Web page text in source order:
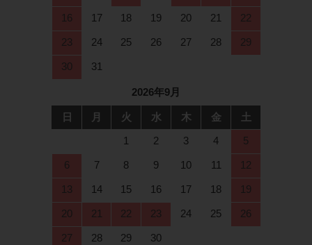
16 17 18 19 20 21 22
23 24 25 26 27 28 29
30 31
2026年9月
日 月 火 水 木 金
土
1
2 3 4 5
6 7 8 9 10 11 12
13 14 15 16 17 18 19
20 21 22 23 24 25 26
27 28 29 30